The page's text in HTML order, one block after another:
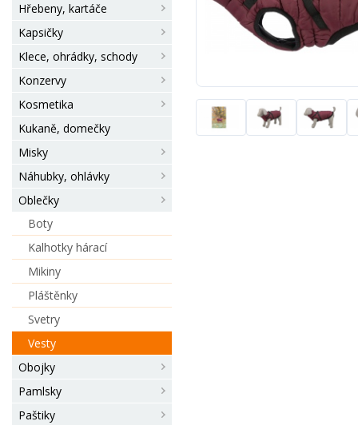
Hřebeny, kartáče
Kapsičky
Klece, ohrádky, schody
Konzervy
Kosmetika
Kukaně, domečky
Misky
Náhubky, ohlávky
Oblečky
Boty
Kalhotky hárací
Mikiny
Pláštěnky
Svetry
Vesty
Obojky
Pamlsky
Paštiky